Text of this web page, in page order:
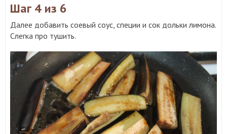
Шаг 4 из 6
Далее добавить соевый соус, специи и сок дольки лимона.
Слегка про тушить.